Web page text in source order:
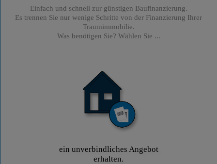
Einfach und schnell zur günstigen Baufinanzierung.
Es trennen Sie nur wenige Schritte von der Finanzierung Ihrer
Traumimmobilie.
Was benötigen Sie? Wählen Sie ...
ein unverbindliches Angebot
erhalten.